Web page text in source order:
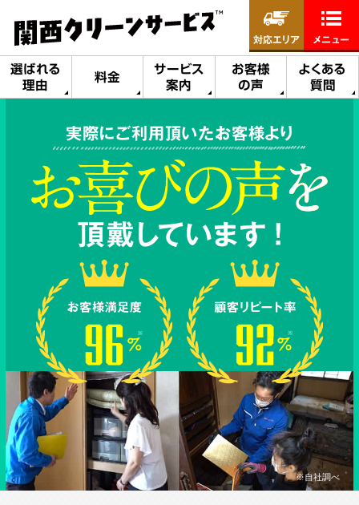
選ばれる
理由
料金
サービス
案内
お客様
の声
よくある
質問
対応エリア メニュー
実際にご利用頂いたお客様より
※自社調べ